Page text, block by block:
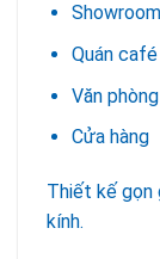
Showroom
Quán café
Văn phòng
Cửa hàng
Thiết kế gọn
kính.